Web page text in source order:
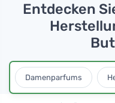
Entdecken
Damenparfums